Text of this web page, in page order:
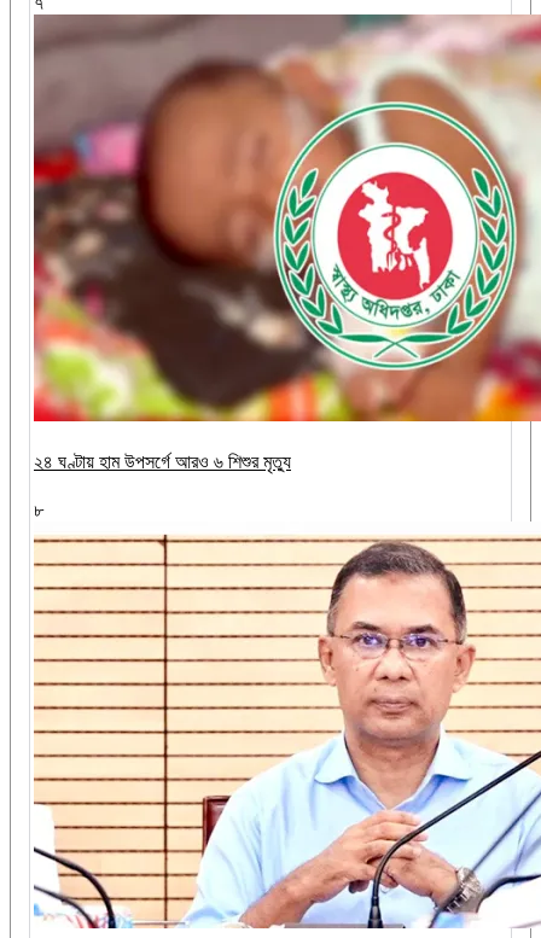
২৪ ঘণ্টায় হাম উপসর্গে আরও ৬ শিশুর মৃত্যু
৮